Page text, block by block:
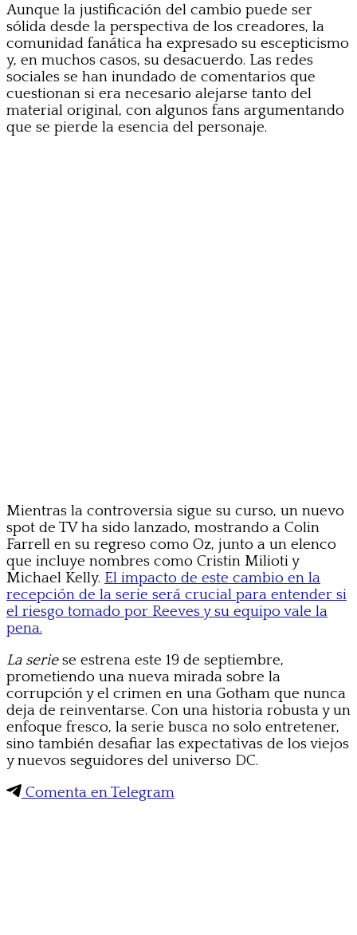
Aunque la justificación del cambio puede ser
sólida desde la perspectiva de los creadores, la
comunidad fanática ha expresado su escepticismo
y, en muchos casos, su desacuerdo. Las redes
sociales se han inundado de comentarios que
cuestionan si era necesario alejarse tanto del
material original, con algunos fans argumentando
que se pierde la esencia del personaje.
Mientras la controversia sigue su curso, un nuevo
spot de TV ha sido lanzado, mostrando a Colin
Farrell en su regreso como Oz, junto a un elenco
que incluye nombres como Cristin Milioti y
Michael Kelly. El impacto de este cambio en la
recepción de la serie será crucial para entender si
el riesgo tomado por Reeves y su equipo vale la
pena.
La seriese estrena este 19 de septiembre,
prometiendo una nueva mirada sobre la
corrupción y el crimen en una Gotham que nunca
deja de reinventarse. Con una historia robusta y un
enfoque fresco, la serie busca no solo entretener,
sino también desafiar las expectativas de los viejos
y nuevos seguidores del universo DC.
Comenta en Telegram